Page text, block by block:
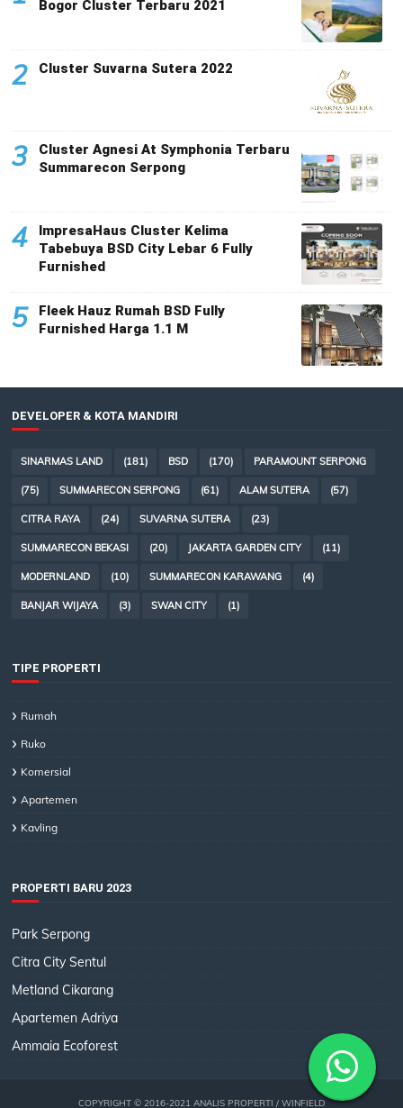
Bogor Cluster Terbaru 2021
2 Cluster Suvarna Sutera 2022
3
Cluster Agnesi At Symphonia Terbaru
Summarecon Serpong
4
ImpresaHaus Cluster Kelima
Tabebuya BSD City Lebar 6 Fully
Furnished
5
Fleek Hauz Rumah BSD Fully
Furnished Harga 1.1 M
DEVELOPER & KOTA MANDIRI
SINARMAS LAND (181) BSD (170) PARAMOUNT SERPONG
(75) SUMMARECON SERPONG (61) ALAM SUTERA (57)
CITRA RAYA (24) SUVARNA SUTERA (23)
SUMMARECON BEKASI (20) JAKARTA GARDEN CITY (11)
MODERNLAND (10) SUMMARECON KARAWANG (4)
BANJAR WIJAYA (3) SWAN CITY (1)
TIPE PROPERTI
Rumah
Ruko
Komersial
Apartemen
Kavling
PROPERTI BARU 2023
Park Serpong
Citra City Sentul
Metland Cikarang
Apartemen Adriya
Ammaia Ecoforest
COPYRIGHT © 2016-2021 ANALIS PROPERTI / WINFIELD